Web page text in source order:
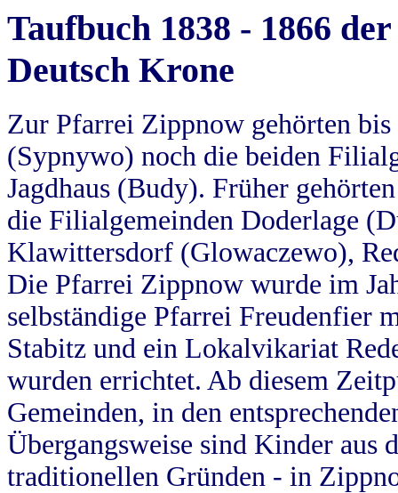
Taufbuch 1838 - 1866
Deutsch Krone
Zur Pfarrei Zippnow gehörten
(Sypnywo) noch die beiden
Jagdhaus (Budy). Früher
die Filialgemeinden Doderlage
Klawittersdorf (Glowaczewo),
Die Pfarrei Zippnow wurde im
selbständige Pfarrei Freudenfier
Stabitz und ein Lokalvikariat
wurden errichtet. Ab diesem
Gemeinden, in den
Übergangsweise sind Kinder aus
traditionellen Gründen - in